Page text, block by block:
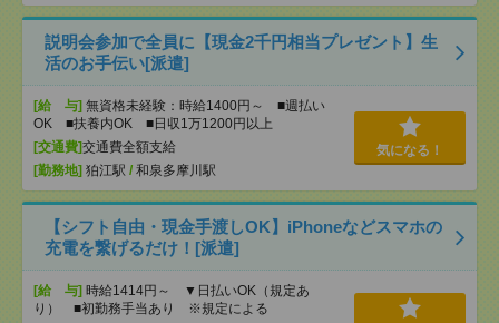
説明会参加で全員に【現金2千円相当プレゼント】生
活のお手伝い[派遣]
[給 与] 無資格未経験：時給1400円～ ■週払い
OK ■扶養内OK ■日収1万1200円以上
[交通費]交通費全額支給
[勤務地] 狛江駅 / 和泉多摩川駅
気になる！
【シフト自由・現金手渡しOK】iPhoneなどスマホの
充電を繋げるだけ！[派遣]
[給 与] 時給1414円～ ▼日払いOK（規定あ
り） ■初勤務手当あり ※規定による